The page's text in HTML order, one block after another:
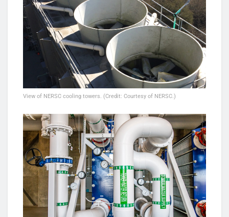
View of NERSC cooling towers. (Credit: Courtesy of NERSC.)